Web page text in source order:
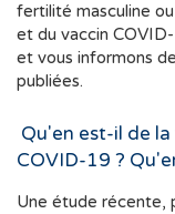
fertilité masculine
et du vaccin
et vous informons
publiées.
Qu'en est-il de
COVID-19 ?
Une étude récente,